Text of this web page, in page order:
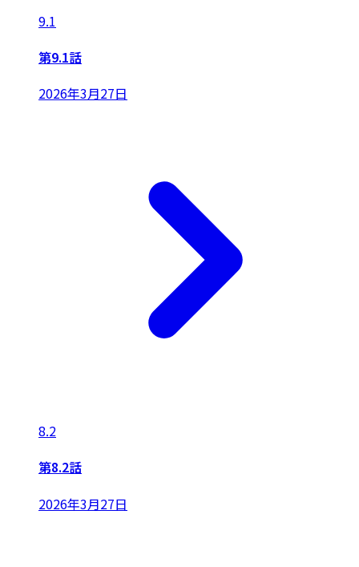
9.1
第9.1話
2026年3月27日
8.2
第8.2話
2026年3月27日